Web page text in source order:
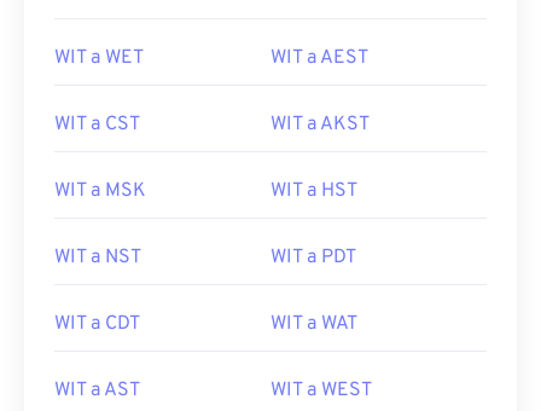
WIT a WET WIT a AEST
WIT a CST WIT a AKST
WIT a MSK WIT a HST
WIT a NST WIT a PDT
WIT a CDT WIT a WAT
WIT a AST WIT a WEST